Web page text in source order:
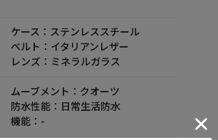
ケース：ステンレススチール
ベルト：イタリアンレザー
レンズ：ミネラルガラス
ムーブメント：クオーツ
防水性能：日常生活防水
機能：-